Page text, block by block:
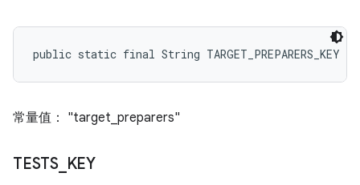
public static final String TARGET_PREPARERS_KEY
常量值： "target_preparers"
TESTS_ KEY